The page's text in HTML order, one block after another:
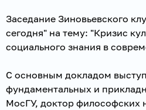
Заседание Зиновьевского
сегодня" на тему: "Кризис
социального знания в
С основным докладом
фундаментальных и
МосГУ, доктор философских